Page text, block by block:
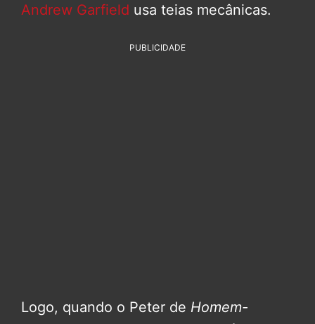
Andrew Garfield usa teias mecânicas.
PUBLICIDADE
Logo, quando o Peter de Homem-